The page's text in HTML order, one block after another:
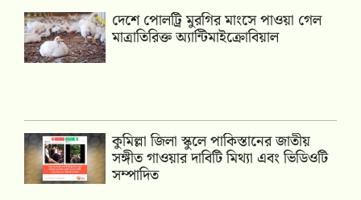
দেশে পোলট্রি মুরগির মাংসে পাওয়া গেল
মাত্রাতিরিক্ত অ্যান্টিমাইক্রোবিয়াল
কুমিল্লা জিলা স্কুলে পাকিস্তানের জাতীয়
সঙ্গীত গাওয়ার দাবিটি মিথ্যা এবং ভিডিওটি
সম্পাদিত